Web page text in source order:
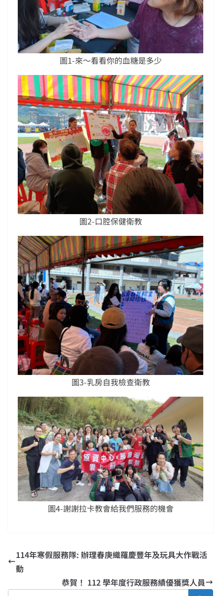
圖1-來～看看你的血糖是多少
圖2-口腔保健衛教
圖3-乳房自我檢查衛教
圖4-謝謝拉卡教會給我們服務的機會
114年寒假服務隊: 辦理春庚織羅慶豐年及玩具大作戰活
動
恭賀！ 112 學年度行政服務績優獲獎人員